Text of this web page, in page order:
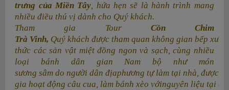
trưng của Miền Tây, hứa hẹn sẽ là hành trình mang
nhiều điều thú vị dành cho Quý khách.
Tham gia Tour Cồn Chim
Trà Vinh, Quý khách được tham quan không gian bếp xưa,
thức các sản vật miệt đồng ngon và sạch, cùng nhiều
loại bánh dân gian Nam bộ như món
sương sâm do người dân địaphương tự làm tại nhà, được
gia hoạt động câu cua, làm bánh xèo vớinguyên liệu tại